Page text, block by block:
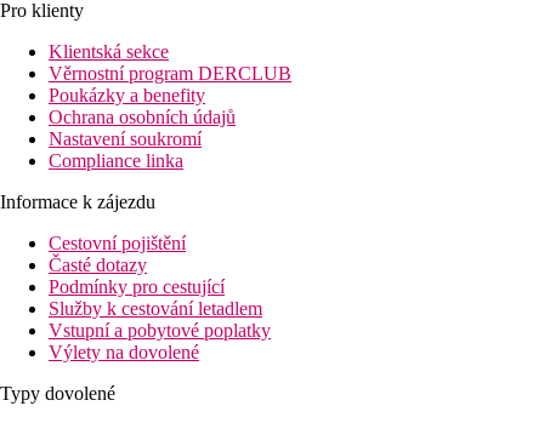
Pro klienty
Klientská sekce
Věrnostní program DERCLUB
Poukázky a benefity
Ochrana osobních údajů
Nastavení soukromí
Compliance linka
Informace k zájezdu
Cestovní pojištění
Časté dotazy
Podmínky pro cestující
Služby k cestování letadlem
Vstupní a pobytové poplatky
Výlety na dovolené
Typy dovolené